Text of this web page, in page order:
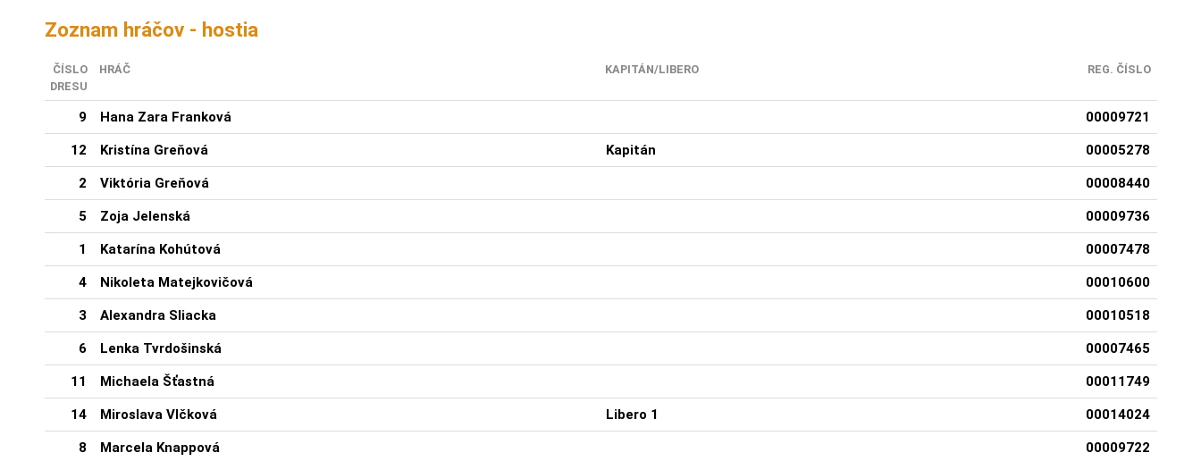
Zoznam hráčov - hostia
ČÍSLO
DRESU
HRÁČ KAPITÁN/LIBERO REG. ČÍSLO
9 Hana Zara Franková 00009721
12 Kristína Greňová Kapitán 00005278
2 Viktória Greňová 00008440
5 Zoja Jelenská 00009736
1 Katarína Kohútová 00007478
4 Nikoleta Matejkovičová 00010600
3 Alexandra Sliacka 00010518
6 Lenka Tvrdošinská 00007465
11 Michaela Šťastná 00011749
14 Miroslava Vlčková Libero 1 00014024
8 Marcela Knappová 00009722